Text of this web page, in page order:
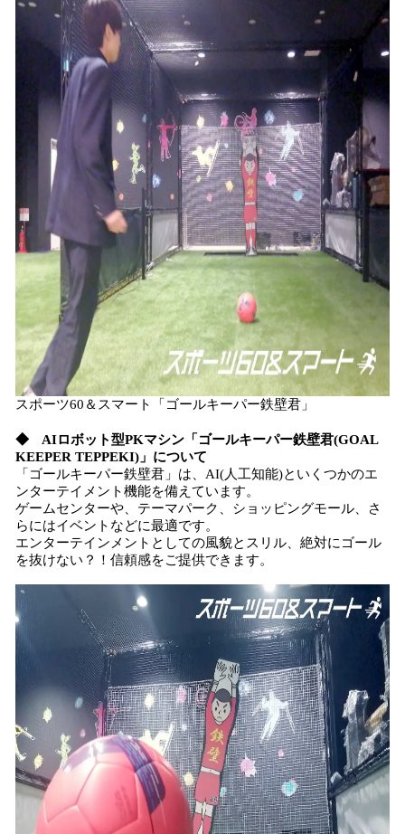
スポーツ60＆スマート「ゴールキーパー鉄壁君」
◆ AIロボット型PKマシン「ゴールキーパー鉄壁君(GOAL
KEEPER TEPPEKI)」について
「ゴールキーパー鉄壁君」は、AI(人工知能)といくつかのエ
ンターテイメント機能を備えています。
ゲームセンターや、テーマパーク、ショッピングモール、さ
らにはイベントなどに最適です。
エンターテインメントとしての風貌とスリル、絶対にゴール
を抜けない？！信頼感をご提供できます。